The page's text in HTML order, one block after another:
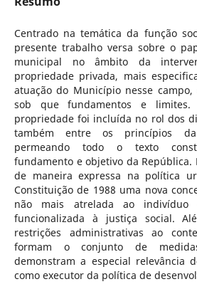
Centrado na temática da função
presente trabalho versa sobre o
municipal no âmbito da
propriedade privada, mais
atuação do Município nesse
sob que fundamentos e
propriedade foi incluída no rol dos
também entre os princípios da
permeando todo o texto
fundamento e objetivo da República.
de maneira expressa na política
Constituição de 1988 uma nova
não mais atrelada ao indivíduo
funcionalizada à justiça social.
restrições administrativas ao
formam o conjunto de
demonstram a especial relevância
como executor da política de